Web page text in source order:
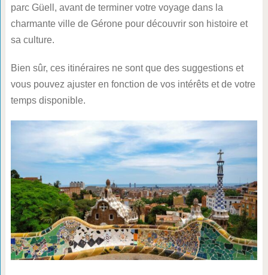
parc Güell, avant de terminer votre voyage dans la
charmante ville de Gérone pour découvrir son histoire et
sa culture.
Bien sûr, ces itinéraires ne sont que des suggestions et
vous pouvez ajuster en fonction de vos intérêts et de votre
temps disponible.